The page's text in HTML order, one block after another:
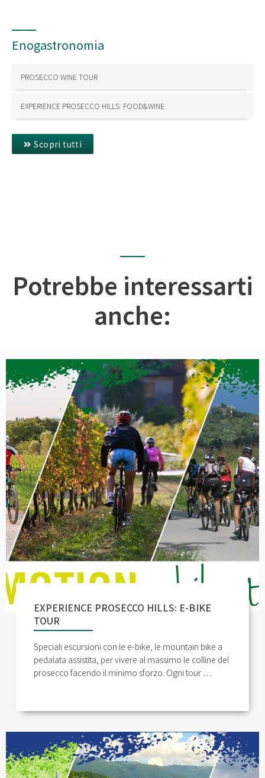
Enogastronomia
PROSECCO WINE TOUR
EXPERIENCE PROSECCO HILLS: FOOD&WINE
Scopri tutti
Potrebbe interessarti
anche:
EXPERIENCE PROSECCO HILLS: E-BIKE
TOUR
Speciali escursioni con le e-bike, le mountain bike a
pedalata assistita, per vivere al massimo le colline del
prosecco facendo il minimo sforzo. Ogni tour …